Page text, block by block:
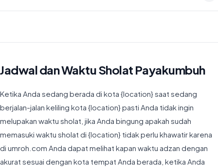
Jadwal dan Waktu Sholat Payakumbuh
Ketika Anda sedang berada di kota {location} saat sedang
berjalan-jalan keliling kota {location} pasti Anda tidak ingin
melupakan waktu sholat, jika Anda bingung apakah sudah
memasuki waktu sholat di {location} tidak perlu khawatir karena
di umroh.com Anda dapat melihat kapan waktu adzan dengan
akurat sesuai dengan kota tempat Anda berada, ketika Anda